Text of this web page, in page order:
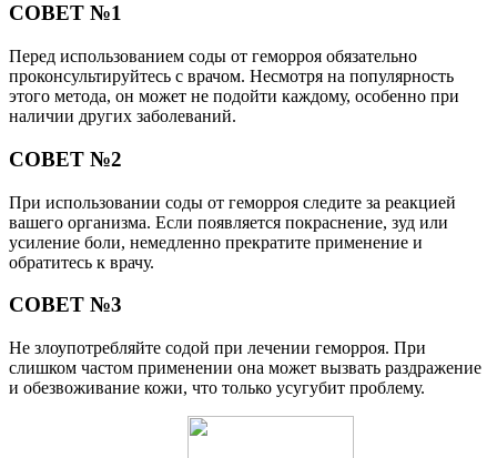
СОВЕТ №1
Перед использованием соды от геморроя обязательно
проконсультируйтесь с врачом. Несмотря на популярность
этого метода, он может не подойти каждому, особенно при
наличии других заболеваний.
СОВЕТ №2
При использовании соды от геморроя следите за реакцией
вашего организма. Если появляется покраснение, зуд или
усиление боли, немедленно прекратите применение и
обратитесь к врачу.
СОВЕТ №3
Не злоупотребляйте содой при лечении геморроя. При
слишком частом применении она может вызвать раздражение
и обезвоживание кожи, что только усугубит проблему.